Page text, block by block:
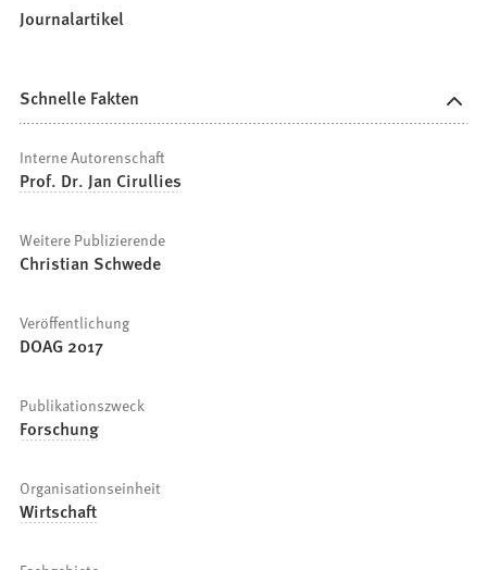
Journalartikel
Schnelle Fakten
Interne Autorenschaft
Prof. Dr. Jan Cirullies
Weitere Publizierende
Christian Schwede
Veröffentlichung
DOAG 2017
Publikationszweck
Forschung
Organisationseinheit
Wirtschaft